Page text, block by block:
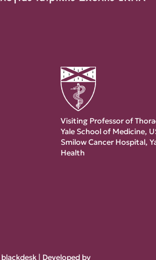
Visiting Professor of
Yale School of Medicine,
Smilow Cancer Hospital,
Health
blackdesk | Developed by